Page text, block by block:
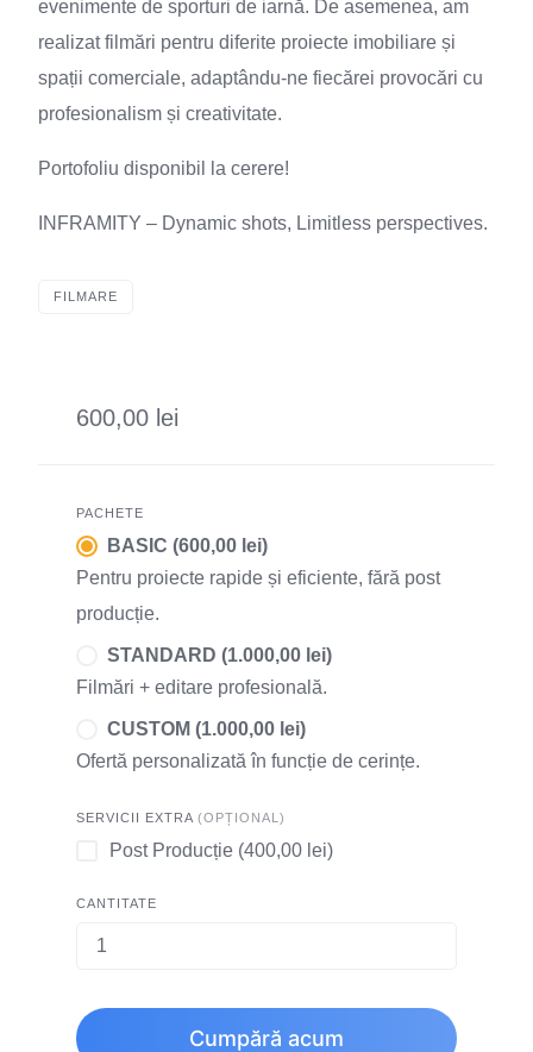
evenimente de sporturi de iarnă. De asemenea, am
realizat filmări pentru diferite proiecte imobiliare și
spații comerciale, adaptându-ne fiecărei provocări cu
profesionalism și creativitate.
Portofoliu disponibil la cerere!
INFRAMITY – Dynamic shots, Limitless perspectives.
FILMARE
600,00 lei
PACHETE
BASIC (600,00 lei)
Pentru proiecte rapide și eficiente, fără post
producție.
STANDARD (1.000,00 lei)
Filmări + editare profesională.
CUSTOM (1.000,00 lei)
Ofertă personalizată în funcție de cerințe.
SERVICII EXTRA (OPȚIONAL)
Post Producție (400,00 lei)
CANTITATE
Cumpără acum